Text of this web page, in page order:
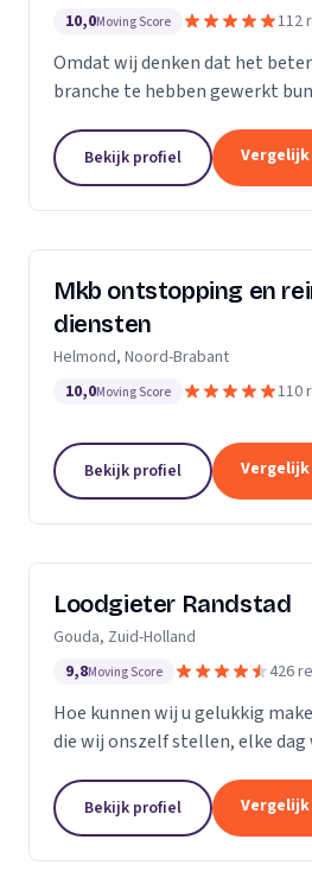
10,0Moving Score 112
Omdat wij denken dat het beter
branche te hebben gewerkt
ventilatie zijn wij multi-
Bekijk profiel
Mkb ontstopping en
diensten
Helmond, Noord-Brabant
10,0Moving Score 110
Bekijk profiel
Loodgieter Randstad
Gouda, Zuid-Holland
9,8Moving Score 426
Hoe kunnen wij u gelukkig
die wij onszelf stellen, elke dag
maatwerk bij calamiteiten en in
Bekijk profiel